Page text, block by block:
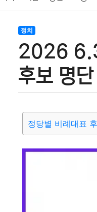
결혼 육아
기술 종교 사회
정치
2026
후보 명
정당별 비례대표